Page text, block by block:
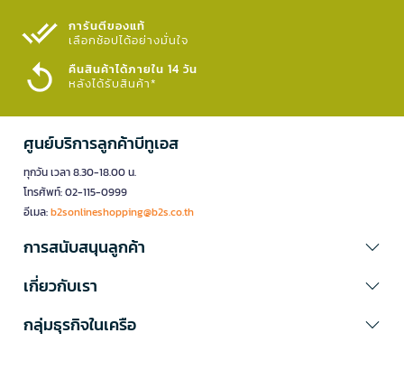
การันตีของแท้
เลือกช้อปได้อย่างมั่นใจ​
คืนสินค้าได้ภายใน 14 วัน
หลังได้รับสินค้า*
ศูนย์บริการลูกค้าบีทูเอส
ทุกวัน เวลา 8.30-18.00 น.
โทรศัพท์: 02-115-0999
อีเมล:b2sonlineshopping@b2s.co.th
การสนับสนุนลูกค้า
เกี่ยวกับเรา
กลุ่มธุรกิจในเครือ